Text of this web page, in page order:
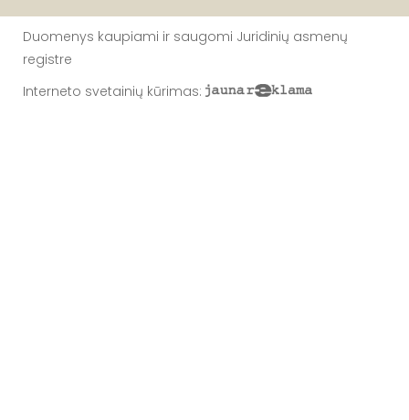
Duomenys kaupiami ir saugomi Juridinių asmenų
registre
Interneto svetainių kūrimas: